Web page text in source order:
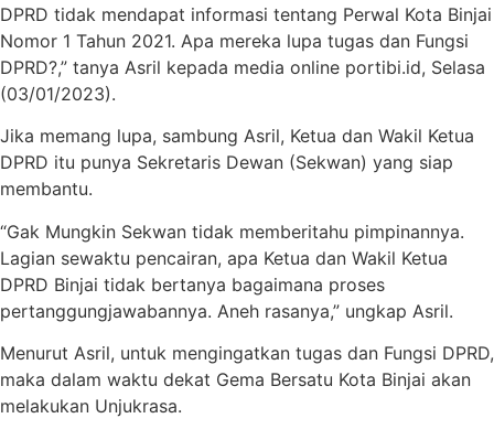
DPRD tidak mendapat informasi tentang Perwal Kota Binjai
Nomor 1 Tahun 2021. Apa mereka lupa tugas dan Fungsi
DPRD?,” tanya Asril kepada media online portibi.id, Selasa
(03/01/2023).
Jika memang lupa, sambung Asril, Ketua dan Wakil Ketua
DPRD itu punya Sekretaris Dewan (Sekwan) yang siap
membantu.
“Gak Mungkin Sekwan tidak memberitahu pimpinannya.
Lagian sewaktu pencairan, apa Ketua dan Wakil Ketua
DPRD Binjai tidak bertanya bagaimana proses
pertanggungjawabannya. Aneh rasanya,” ungkap Asril.
Menurut Asril, untuk mengingatkan tugas dan Fungsi DPRD,
maka dalam waktu dekat Gema Bersatu Kota Binjai akan
melakukan Unjukrasa.